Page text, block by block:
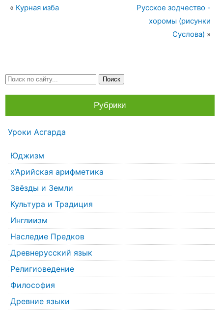
« Курная изба
Русское зодчество -
хоромы (рисунки
Суслова) »
Рубрики
Уроки Асгарда
Юджизм
х’Арийская арифметика
Звёзды и Земли
Культура и Традиция
Инглиизм
Наследие Предков
Древнерусский язык
Религиоведение
Философия
Древние языки